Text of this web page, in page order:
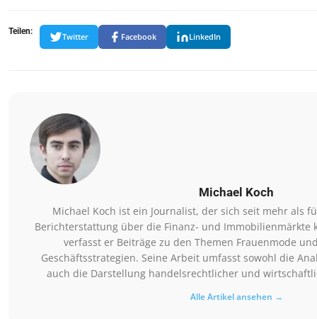
Teilen:
Twitter Facebook LinkedIn
Michael Koch
Michael Koch ist ein Journalist, der sich seit mehr als
Berichterstattung über die Finanz- und Immobilienmärkte
verfasst er Beiträge zu den Themen Frauenmode
Geschäftsstrategien. Seine Arbeit umfasst sowohl die
auch die Darstellung handelsrechtlicher und
Alle Artikel ansehen →